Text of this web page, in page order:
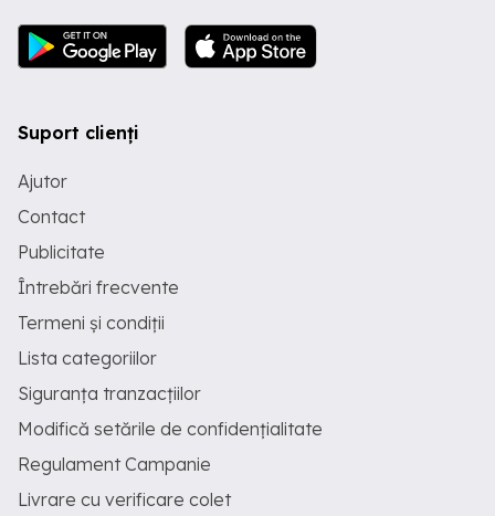
Suport clienți
Ajutor
Contact
Publicitate
Întrebări frecvente
Termeni și condiții
Lista categoriilor
Siguranța tranzacțiilor
Modifică setările de confidențialitate
Regulament Campanie
Livrare cu verificare colet